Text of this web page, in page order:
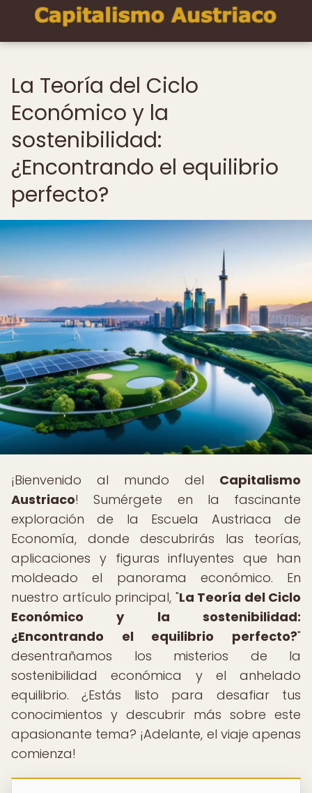
La Teoría del Ciclo
Económico y la
sostenibilidad:
¿Encontrando el equilibrio
perfecto?
¡Bienvenido al mundo del Capitalismo
Austriaco! Sumérgete en la fascinante
exploración de la Escuela Austriaca de
Economía, donde descubrirás las teorías,
aplicaciones y figuras influyentes que han
moldeado el panorama económico. En
nuestro artículo principal, "La Teoría del Ciclo
Económico y la sostenibilidad:
¿Encontrando el equilibrio perfecto?"
desentrañamos los misterios de la
sostenibilidad económica y el anhelado
equilibrio. ¿Estás listo para desafiar tus
conocimientos y descubrir más sobre este
apasionante tema? ¡Adelante, el viaje apenas
comienza!